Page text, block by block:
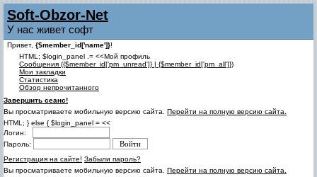
Soft-Obzor-Net
У нас живет софт
Привет, {$member_id['name']}!
HTML; $login_panel .= <<Мой профиль
Cообщения ({$member_id['pm_unread']} | {$member_id['pm_all']})
Мои закладки
Статистика
Обзор непрочитанного
Завершить сеанс!
Вы просматриваете мобильную версию сайта. Перейти на полную версию сайта.
HTML; } else { $login_panel = <<
Логин:
Пароль:
Регистрация на сайте! Забыли пароль?
Вы просматриваете мобильную версию сайта. Перейти на полную версию сайта.